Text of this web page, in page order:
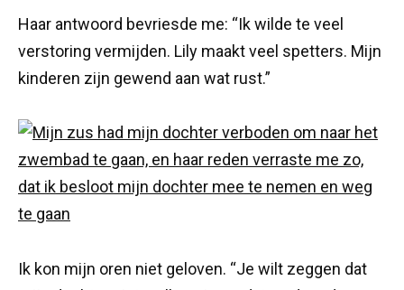
Haar antwoord bevriesde me: “Ik wilde te veel
verstoring vermijden. Lily maakt veel spetters. Mijn
kinderen zijn gewend aan wat rust.”
Ik kon mijn oren niet geloven. “Je wilt zeggen dat